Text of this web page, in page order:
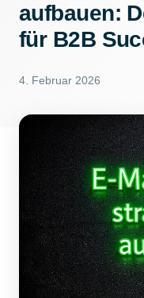
aufbauen:
für B2B
4. Februar 2026